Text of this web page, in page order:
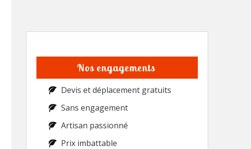
Nos engagements
Devis et déplacement gratuits
Sans engagement
Artisan passionné
Prix imbattable